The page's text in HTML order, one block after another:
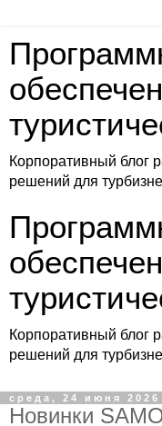
Корпоративный блог
решений для
Корпоративный блог
решений для
среда, 24 июня 2026
Новинки